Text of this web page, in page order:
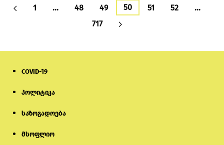
1 … 48 49 50 51 52
…
717
COVID-19
პოლიტიკა
საზოგადოება
მსოფლიო